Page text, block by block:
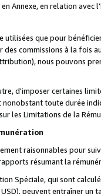
Annexe, en relation avec
utilisées que pour
commissions à la fois
nous pouvons
d'imposer certaines
toute durée
les Limitations de la
raisonnables pour
résumant la
Spéciale, qui sont
peuvent entraîner